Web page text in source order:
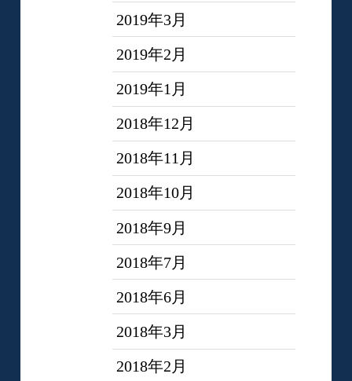
2019年3月
2019年2月
2019年1月
2018年12月
2018年11月
2018年10月
2018年9月
2018年7月
2018年6月
2018年3月
2018年2月